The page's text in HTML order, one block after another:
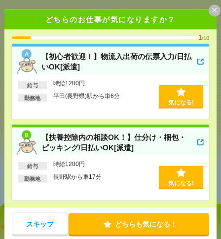
どちらのお仕事が気になりますか？
1/10
【初心者歓迎！】物流入出荷の伝票入力/日払
いOK[派遣]
給与 時給1200円
勤務地
平田(長野県)駅から車6分
気になる!
【扶養控除内の相談OK！】仕分け・梱包・
ピッキング/日払いOK[派遣]
給与 時給1200円
勤務地
長野駅から車17分
気になる!
スキップ どちらも気になる！
×
応募ページへ
メール で送る
シェア ツイート ブックマーク
あなたの閲覧履歴からの
おすすめ
【初心者歓迎！】物流入出荷の伝票入力/日払い
OK[派遣]